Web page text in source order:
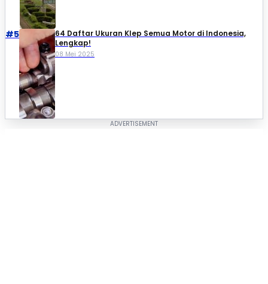
#5
64 Daftar Ukuran Klep Semua Motor di Indonesia,
Lengkap!
08 Mei 2025